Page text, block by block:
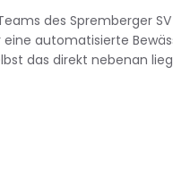
des Spremberger
automatisierte
das direkt nebenan